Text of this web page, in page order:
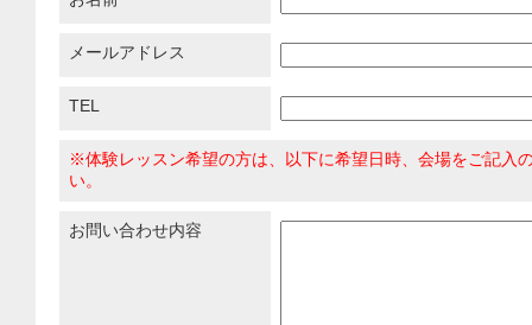
メールアドレス
TEL
※体験レッスン希望の方は、以下に希望日時、会場をご記入
い。
お問い合わせ内容